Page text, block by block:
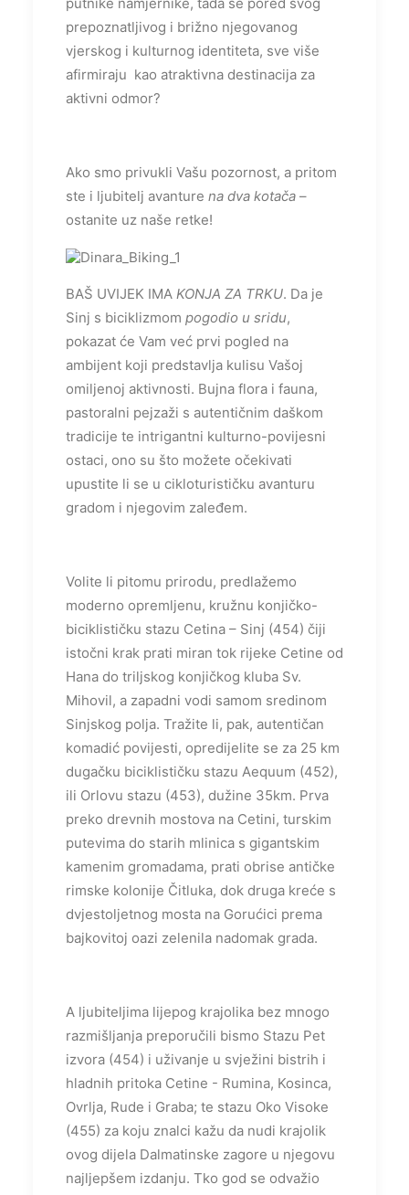
prepoznatljivog i brižno njegovanog
vjerskog i kulturnog identiteta, sve više
afirmiraju kao atraktivna destinacija za
aktivni odmor?
Ako smo privukli Vašu pozornost, a pritom
ste i ljubitelj avanture na dva kotača –
ostanite uz naše retke!
BAŠ UVIJEK IMA KONJA ZA TRKU. Da je
Sinj s biciklizmom pogodio u sridu,
pokazat će Vam već prvi pogled na
ambijent koji predstavlja kulisu Vašoj
omiljenoj aktivnosti. Bujna flora i fauna,
pastoralni pejzaži s autentičnim daškom
tradicije te intrigantni kulturno-povijesni
ostaci, ono su što možete očekivati
upustite li se u cikloturističku avanturu
gradom i njegovim zaleđem.
Volite li pitomu prirodu, predlažemo
moderno opremljenu, kružnu konjičko-
biciklističku stazu Cetina – Sinj (454) čiji
istočni krak prati miran tok rijeke Cetine od
Hana do triljskog konjičkog kluba Sv.
Mihovil, a zapadni vodi samom sredinom
Sinjskog polja. Tražite li, pak, autentičan
komadić povijesti, opredijelite se za 25 km
dugačku biciklističku stazu Aequum (452),
ili Orlovu stazu (453), dužine 35km. Prva
preko drevnih mostova na Cetini, turskim
putevima do starih mlinica s gigantskim
kamenim gromadama, prati obrise antičke
rimske kolonije Čitluka, dok druga kreće s
dvjestoljetnog mosta na Gorućici prema
bajkovitoj oazi zelenila nadomak grada.
A ljubiteljima lijepog krajolika bez mnogo
razmišljanja preporučili bismo Stazu Pet
izvora (454) i uživanje u svježini bistrih i
hladnih pritoka Cetine - Rumina, Kosinca,
Ovrlja, Rude i Graba; te stazu Oko Visoke
(455) za koju znalci kažu da nudi krajolik
ovog dijela Dalmatinske zagore u njegovu
najljepšem izdanju. Tko god se odvažio